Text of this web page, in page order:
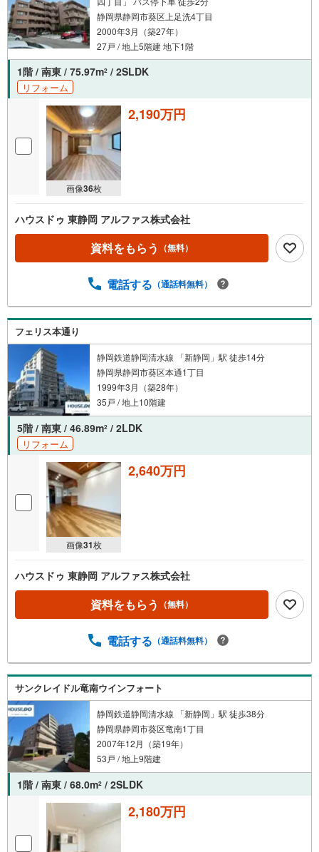
静岡県静岡市葵区上足洗4丁目
2000年3月（築27年）
27戸 / 地上5階建 地下1階
1階 / 南東 / 75.97m2 / 2SLDK
リフォーム
画像36枚
2,190万円
ハウスドゥ 東静岡 アルファス株式会社
資料をもらう （無料）
電話する （通話料無料）
フェリス本通り
静岡鉄道静岡清水線 「新静岡」駅 徒歩14分
静岡県静岡市葵区本通1丁目
1999年3月（築28年）
35戸 / 地上10階建
5階 / 南東 / 46.89m2 / 2LDK
リフォーム
画像31枚
2,640万円
ハウスドゥ 東静岡 アルファス株式会社
資料をもらう （無料）
電話する （通話料無料）
サンクレイドル竜南ウインフォート
静岡鉄道静岡清水線 「新静岡」駅 徒歩38分
静岡県静岡市葵区竜南1丁目
2007年12月（築19年）
53戸 / 地上9階建
1階 / 南東 / 68.0m2 / 2SLDK
2,180万円